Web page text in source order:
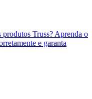
produtos Truss? Aprenda o
e garanta